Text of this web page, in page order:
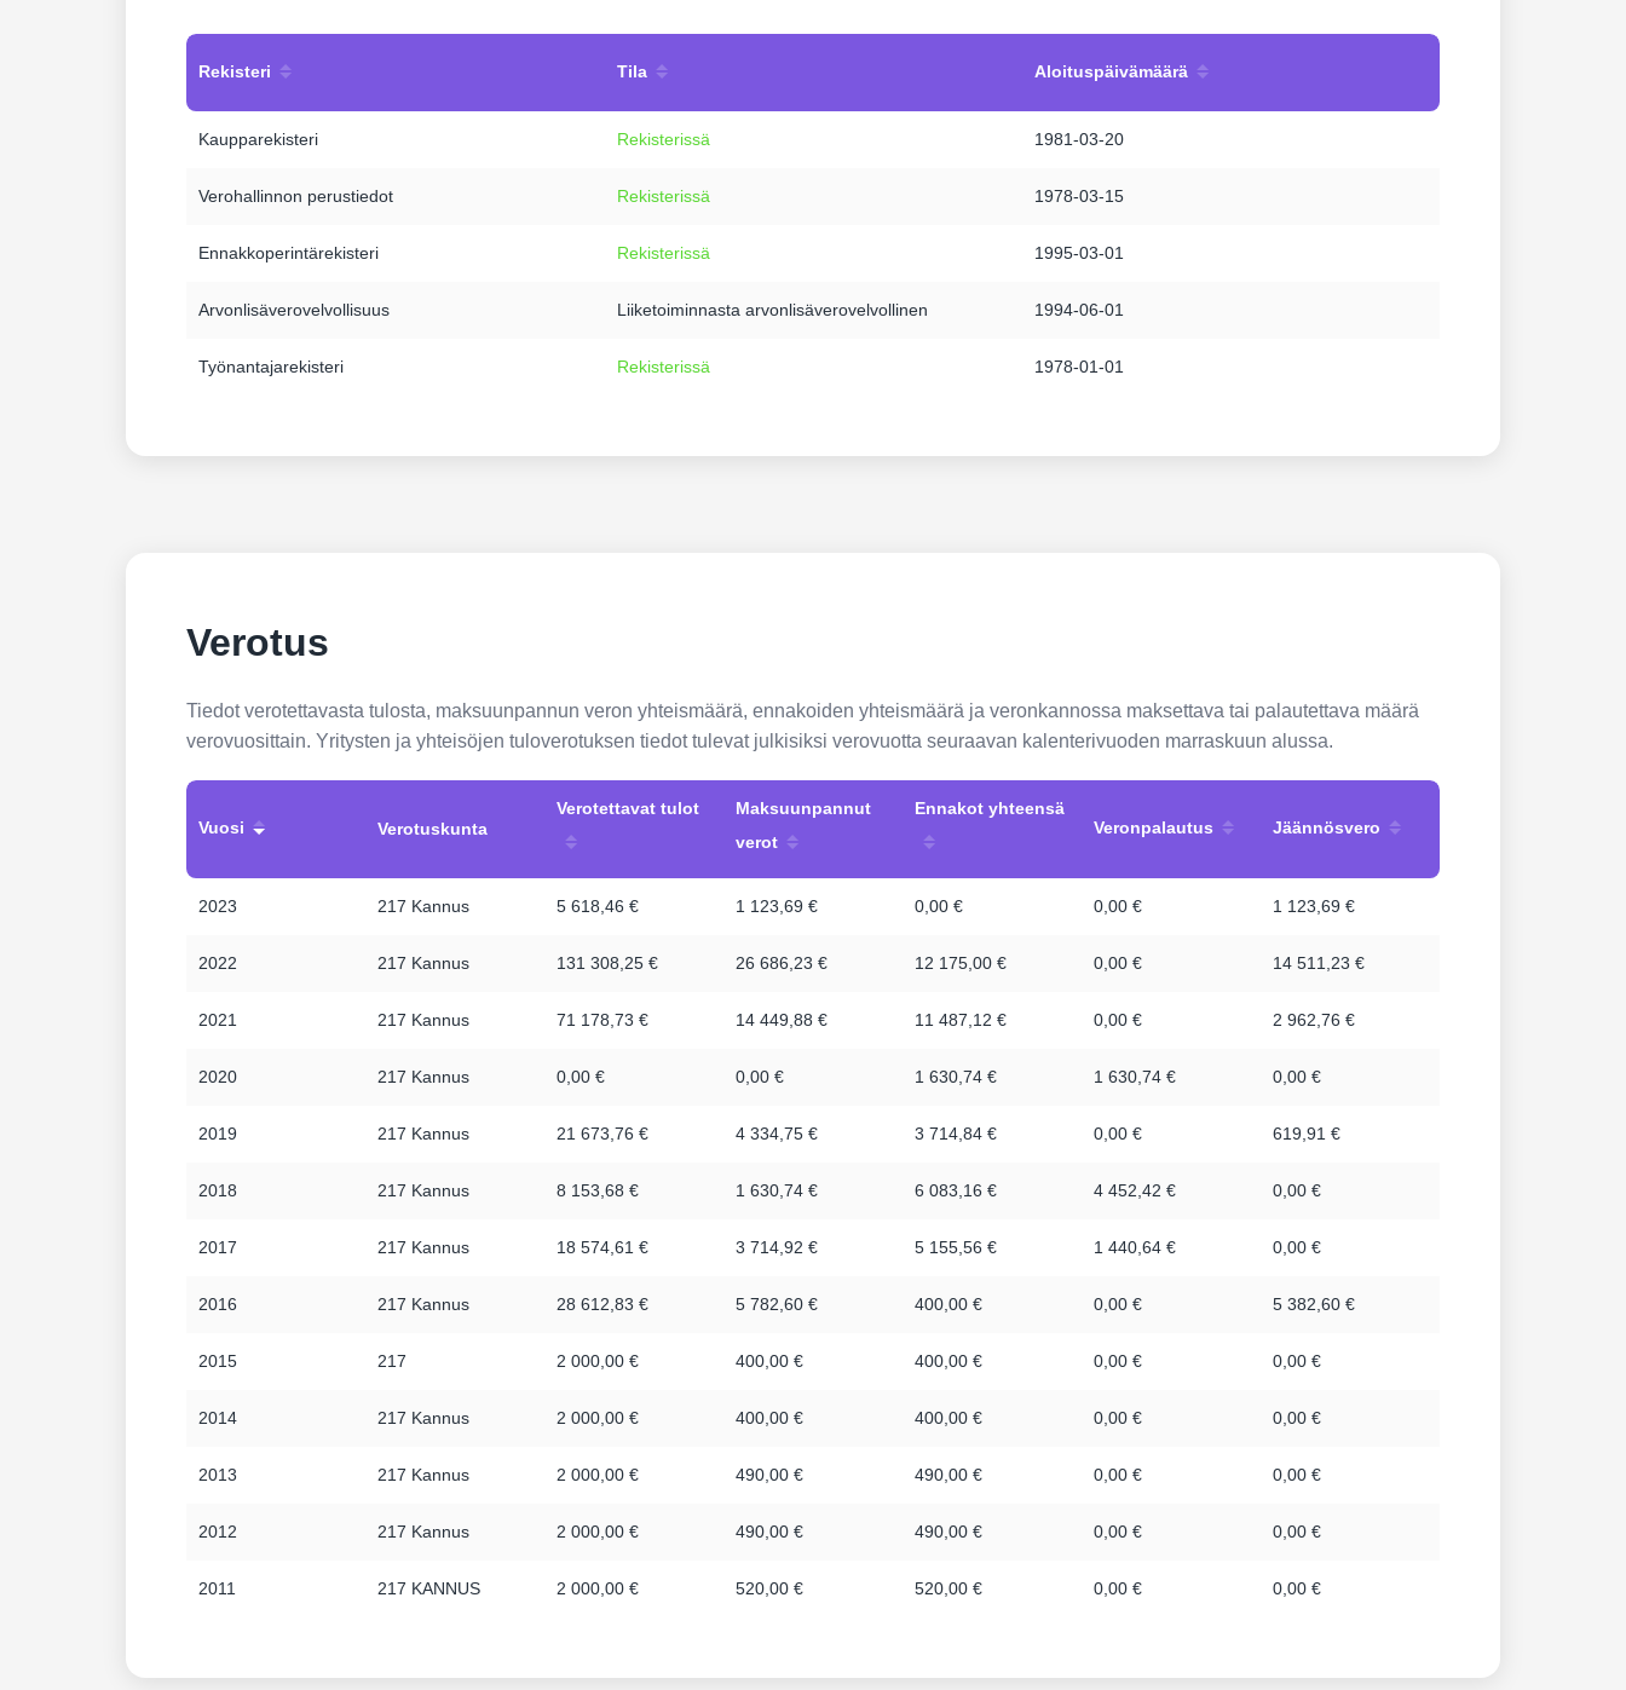
Rekisteri Tila Aloituspäivämäärä
Kaupparekisteri Rekisterissä 1981-03-20
Verohallinnon perustiedot Rekisterissä 1978-03-15
Ennakkoperintärekisteri Rekisterissä 1995-03-01
Arvonlisäverovelvollisuus Liiketoiminnasta arvonlisäverovelvollinen 1994-06-01
Työnantajarekisteri Rekisterissä 1978-01-01
Verotus
Tiedot verotettavasta tulosta, maksuunpannun veron yhteismäärä, ennakoiden yhteismäärä ja veronkannossa maksettava tai palautettava määrä
verovuosittain. Yritysten ja yhteisöjen tuloverotuksen tiedot tulevat julkisiksi verovuotta seuraavan kalenterivuoden marraskuun alussa.
Vuosi Verotuskunta
Verotettavat tulot
Maksuunpannut
verot
Ennakot yhteensä
Veronpalautus
Jäännösvero
2023 217 Kannus 5 618,46 € 1 123,69 € 0,00 € 0,00 € 1 123,69 €
2022 217 Kannus 131 308,25 € 26 686,23 € 12 175,00 € 0,00 € 14 511,23 €
2021 217 Kannus 71 178,73 € 14 449,88 € 11 487,12 € 0,00 € 2 962,76 €
2020 217 Kannus 0,00 € 0,00 € 1 630,74 € 1 630,74 € 0,00 €
2019 217 Kannus 21 673,76 € 4 334,75 € 3 714,84 € 0,00 € 619,91 €
2018 217 Kannus 8 153,68 € 1 630,74 € 6 083,16 € 4 452,42 € 0,00 €
2017 217 Kannus 18 574,61 € 3 714,92 € 5 155,56 € 1 440,64 € 0,00 €
2016 217 Kannus 28 612,83 € 5 782,60 € 400,00 € 0,00 € 5 382,60 €
2015 217 2 000,00 € 400,00 € 400,00 € 0,00 € 0,00 €
2014 217 Kannus 2 000,00 € 400,00 € 400,00 € 0,00 € 0,00 €
2013 217 Kannus 2 000,00 € 490,00 € 490,00 € 0,00 € 0,00 €
2012 217 Kannus 2 000,00 € 490,00 € 490,00 € 0,00 € 0,00 €
2011 217 KANNUS 2 000,00 € 520,00 € 520,00 € 0,00 € 0,00 €